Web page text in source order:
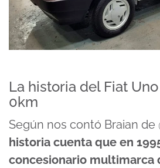
La historia del Fiat Uno
0km
Según nos contó Braian de
historia cuenta que en
concesionario multimarca